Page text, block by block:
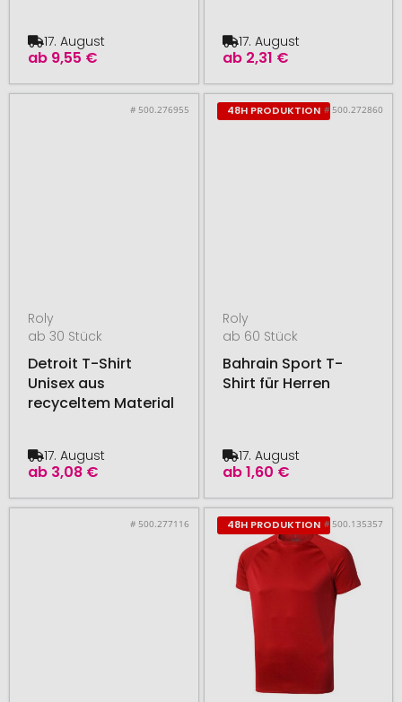
ab 9,55 €
17. August
ab 2,31 €
17. August
# 500.276955
Roly
ab 30 Stück
Detroit T-Shirt
Unisex aus
recyceltem Material
ab 3,08 €
17. August
48H PRODUKTION # 500.272860
Roly
ab 60 Stück
Bahrain Sport T-
Shirt für Herren
ab1,60 €
17. August
# 500.277116 48H PRODUKTION # 500.135357